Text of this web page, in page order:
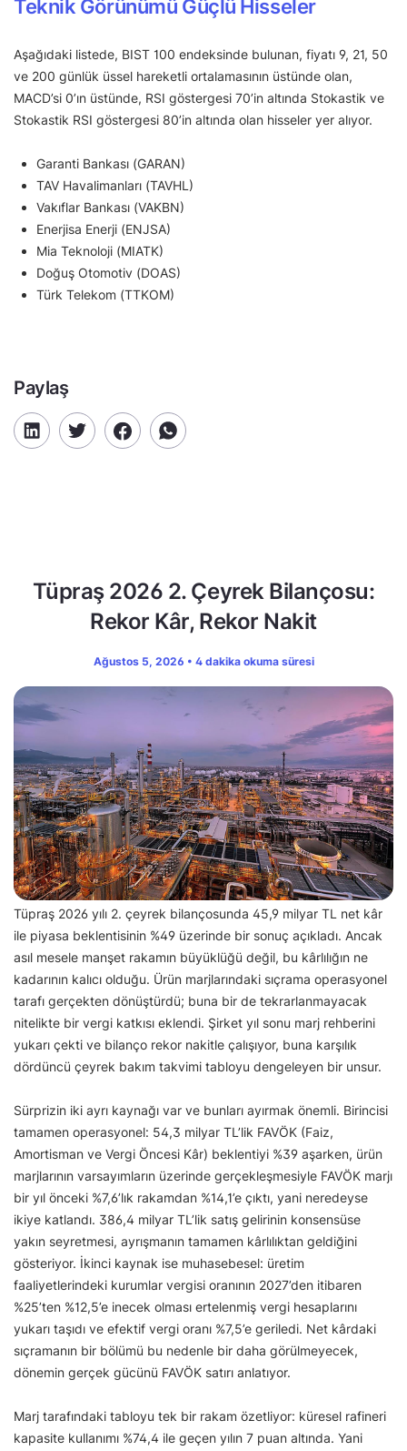
Teknik Görünümü Güçlü Hisseler
Aşağıdaki listede, BIST 100 endeksinde bulunan, fiyatı 9, 21, 50
ve 200 günlük üssel hareketli ortalamasının üstünde olan,
MACD’si 0’ın üstünde, RSI göstergesi 70’in altında Stokastik ve
Stokastik RSI göstergesi 80’in altında olan hisseler yer alıyor.
Garanti Bankası (GARAN)
TAV Havalimanları (TAVHL)
Vakıflar Bankası (VAKBN)
Enerjisa Enerji (ENJSA)
Mia Teknoloji (MIATK)
Doğuş Otomotiv (DOAS)
Türk Telekom (TTKOM)
Paylaş
Tüpraş 2026 2. Çeyrek Bilançosu:
Rekor Kâr, Rekor Nakit
Ağustos 5, 2026 • 4 dakika okuma süresi
Tüpraş 2026 yılı 2. çeyrek bilançosunda 45,9 milyar TL net kâr
ile piyasa beklentisinin %49 üzerinde bir sonuç açıkladı. Ancak
asıl mesele manşet rakamın büyüklüğü değil, bu kârlılığın ne
kadarının kalıcı olduğu. Ürün marjlarındaki sıçrama operasyonel
tarafı gerçekten dönüştürdü; buna bir de tekrarlanmayacak
nitelikte bir vergi katkısı eklendi. Şirket yıl sonu marj rehberini
yukarı çekti ve bilanço rekor nakitle çalışıyor, buna karşılık
dördüncü çeyrek bakım takvimi tabloyu dengeleyen bir unsur.
Sürprizin iki ayrı kaynağı var ve bunları ayırmak önemli. Birincisi
tamamen operasyonel: 54,3 milyar TL’lik FAVÖK (Faiz,
Amortisman ve Vergi Öncesi Kâr) beklentiyi %39 aşarken, ürün
marjlarının varsayımların üzerinde gerçekleşmesiyle FAVÖK marjı
bir yıl önceki %7,6’lık rakamdan %14,1’e çıktı, yani neredeyse
ikiye katlandı. 386,4 milyar TL’lik satış gelirinin konsensüse
yakın seyretmesi, ayrışmanın tamamen kârlılıktan geldiğini
gösteriyor. İkinci kaynak ise muhasebesel: üretim
faaliyetlerindeki kurumlar vergisi oranının 2027’den itibaren
%25’ten %12,5’e inecek olması ertelenmiş vergi hesaplarını
yukarı taşıdı ve efektif vergi oranı %7,5’e geriledi. Net kârdaki
sıçramanın bir bölümü bu nedenle bir daha görülmeyecek,
dönemin gerçek gücünü FAVÖK satırı anlatıyor.
Marj tarafındaki tabloyu tek bir rakam özetliyor: küresel rafineri
kapasite kullanımı %74,4 ile geçen yılın 7 puan altında. Yani